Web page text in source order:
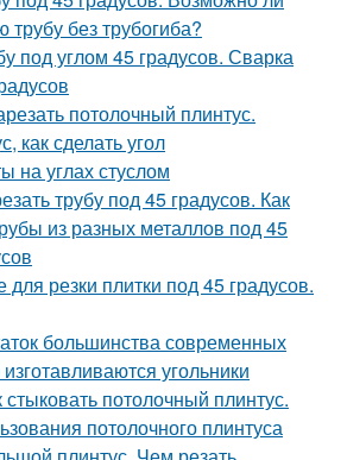
без трубогиба?
под углом 45 градусов. Сварка
потолочный плинтус.
как сделать угол
на углах стуслом
трубу под 45 градусов. Как
из разных металлов под 45
резки плитки под 45 градусов.
большинства современных
угольники
потолочный плинтус.
потолочного плинтуса